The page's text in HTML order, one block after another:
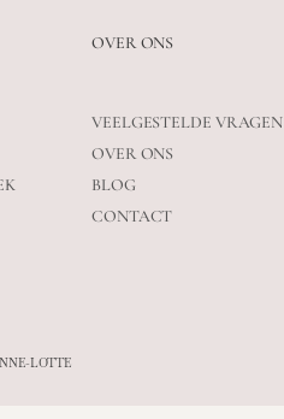
OVER ONS
VEELGESTELDE VRAGEN
OVER ONS
BLOG
CONTACT
LOTTE